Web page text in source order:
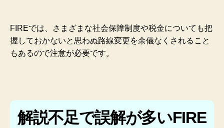
FIREでは、さまざまな社会保障制度や税金についても把
握しておかないと思わぬ路線変更を余儀なくされること
もあるので注意が必要です。
解説不足で誤解が多いFIRE